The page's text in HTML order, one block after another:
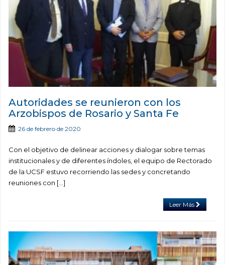
Autoridades se reunieron con los
Arzobispos de Rosario y Santa Fe
26 de febrero de 2020
Con el objetivo de delinear acciones y dialogar sobre temas
institucionales y de diferentes índoles, el equipo de Rectorado
de la UCSF estuvo recorriendo las sedes y concretando
reuniones con […]
Leer Más